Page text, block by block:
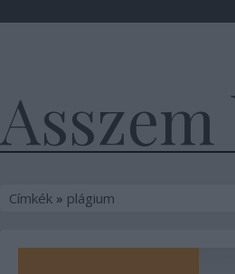
Címkék» plágium